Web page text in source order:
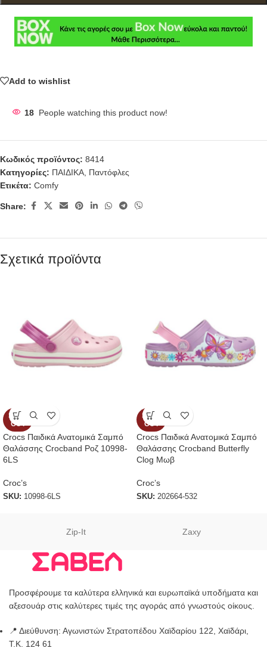
Add to wishlist
18 People watching this product now!
Κωδικός προϊόντος: 8414
Κατηγορίες: ΠΑΙΔΙΚΑ Παντόφλες
Ετικέτα: Comfy
Share:
Σχετικά προϊόντα
SOLD
OUT
Crocs Παιδικά Ανατομικά Σαμπό
Θαλάσσης Crocband Ροζ 10998-
6LS
Croc’s
SKU: 10998-6LS
SOLD
OUT
Crocs Παιδικά Ανατομικά Σαμπό
Θαλάσσης Crocband Butterfly
Clog Μωβ
Croc’s
SKU: 202664-532
Zip-It Zaxy
Προσφέρουμε τα καλύτερα ελληνικά και ευρωπαϊκά υποδήματα και
αξεσουάρ στις καλύτερες τιμές της αγοράς από γνωστούς οίκους.
📍 Διεύθυνση: Αγωνιστών Στρατοπέδου Χαϊδαρίου 122, Χαϊδάρι,
Τ.Κ. 124 61